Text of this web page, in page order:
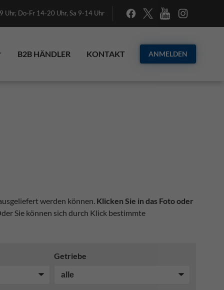
Do-Fr 14-20 Uhr, Sa 9-14 Uhr
B2B HÄNDLER KONTAKT ANMELDEN
werden können. Klicken Sie in das Foto oder
Sie können sich durch Klick bestimmte
Getriebe